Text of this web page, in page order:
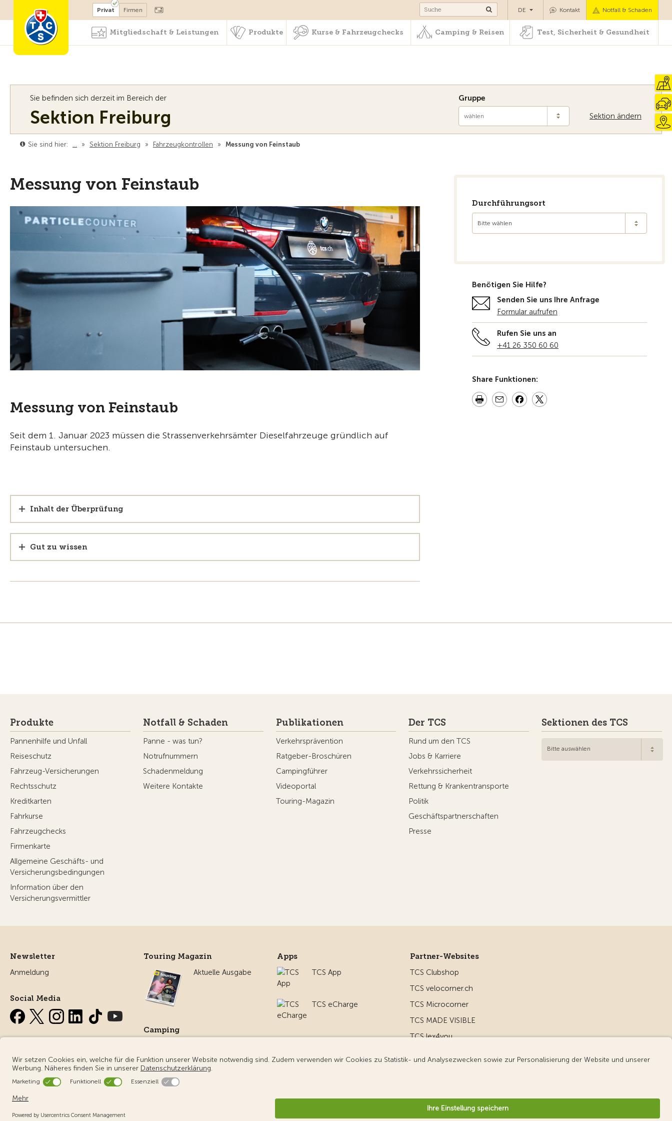
Mitglied werden Kurse & Fahrzeugchecks Camping & Reisen Test, Sicherheit & Gesundheit
Privat Firmen Kontakt Notfall & Schaden
DE
Mitgliedschaft & Leistungen Produkte Kurse & Fahrzeugchecks Camping & Reisen Test, Sicherheit & Gesundheit
Sie befinden sich derzeit im Bereich der
Sektion Freiburg Sektion ändern
Gruppe
wählen
Sie sind hier: … » Sektion Freiburg » Fahrzeugkontrollen » Messung von Feinstaub
Messung von Feinstaub
Messung von Feinstaub
Seit dem 1. Januar 2023 müssen die Strassenverkehrsämter Dieselfahrzeuge gründlich auf
Feinstaub untersuchen.
Inhalt der Überprüfung
Gut zu wissen
Durchführungsort
Bitte wählen
Benötigen Sie Hilfe?
Senden Sie uns Ihre Anfrage
Formular aufrufen
Rufen Sie uns an
+41 26 350 60 60
Share Funktionen:
Produkte
Pannenhilfe und Unfall
Reiseschutz
Fahrzeug-Versicherungen
Rechtsschutz
Kreditkarten
Fahrkurse
Fahrzeugchecks
Firmenkarte
Allgemeine Geschäfts- und
Versicherungsbedingungen
Information über den
Versicherungsvermittler
Notfall & Schaden
Panne - was tun?
Notrufnummern
Schadenmeldung
Weitere Kontakte
Publikationen
Verkehrsprävention
Ratgeber-Broschüren
Campingführer
Videoportal
Touring-Magazin
Der TCS
Rund um den TCS
Jobs & Karriere
Verkehrssicherheit
Rettung & Krankentransporte
Politik
Geschäftspartnerschaften
Presse
Sektionen des TCS
Bitte auswählen
Newsletter
Anmeldung
Social Media
Touring Magazin
Aktuelle Ausgabe
Camping
Camping
Apps
TCS App
TCS eCharge
Partner-Websites
TCS Clubshop
TCS velocorner.ch
TCS Microcorner
TCS MADE VISIBLE
TCS lex4you
© Touring Club Schweiz Benutzungsbedingungen - rechtliche Informationen Datenschutz